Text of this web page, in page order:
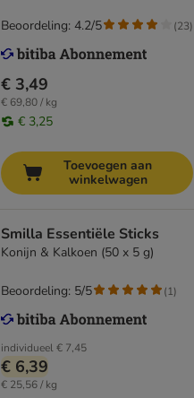
€ 3,49
€ 69,80 / kg
€ 3,25
Beoordeling: 4.2/5 (23)
Toevoegen aan
winkelwagen
Smilla Essentiële Sticks
Konijn & Kalkoen (50 x 5 g)
individueel€ 7,45
€ 6,39
€ 25,56 / kg
Beoordeling: 5/5 (1)